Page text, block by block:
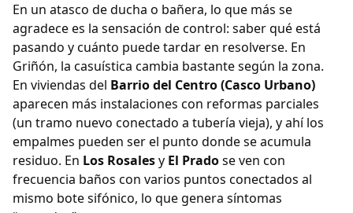
En un atasco de ducha o bañera, lo que más se
agradece es la sensación de control: saber qué está
pasando y cuánto puede tardar en resolverse. En
Griñón, la casuística cambia bastante según la zona.
En viviendas del Barrio del Centro (Casco Urbano)
aparecen más instalaciones con reformas parciales
(un tramo nuevo conectado a tubería vieja), y ahí los
empalmes pueden ser el punto donde se acumula
residuo. En Los Rosalesy El Pradose ven con
frecuencia baños con varios puntos conectados al
mismo bote sifónico, lo que genera síntomas